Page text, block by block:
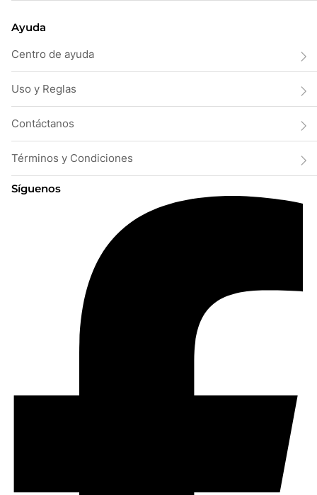
Ayuda
Centro de ayuda
Uso y Reglas
Contáctanos
Términos y Condiciones
Síguenos